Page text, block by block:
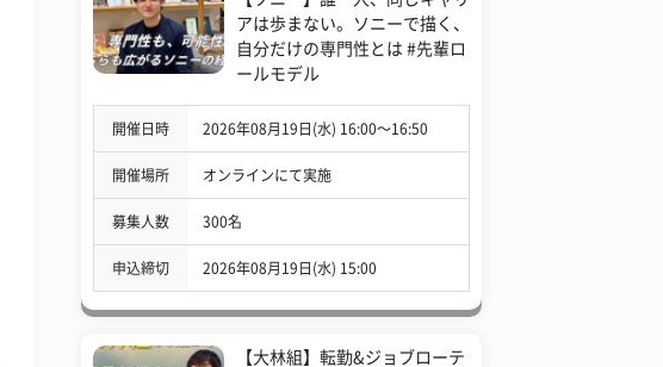
アは歩まない。ソニーで描く、
自分だけの専門性とは #先輩ロ
ールモデル
開催日時 2026年08月19日(水) 16:00〜16:50
開催場所 オンラインにて実施
募集人数 300名
申込締切 2026年08月19日(水) 15:00
【大林組】転勤&ジョブローテ